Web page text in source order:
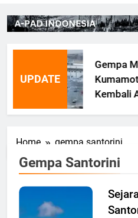
UPDATE
Gempa
Kumamoto:
Kembali
Gempa
Home gempa santorini
Gempa Santorini
Pulau